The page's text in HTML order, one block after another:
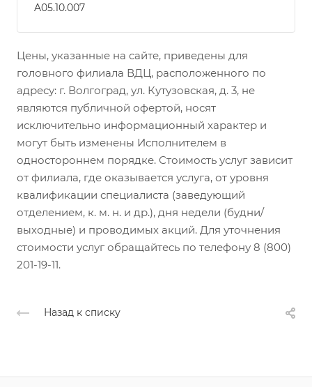
A05.10.007
Цены, указанные на сайте, приведены для
головного филиала ВДЦ, расположенного по
адресу: г. Волгоград, ул. Кутузовская, д. 3, не
являются публичной офертой, носят
исключительно информационный характер и
могут быть изменены Исполнителем в
одностороннем порядке. Стоимость услуг зависит
от филиала, где оказывается услуга, от уровня
квалификации специалиста (заведующий
отделением, к. м. н. и др.), дня недели (будни/
выходные) и проводимых акций. Для уточнения
стоимости услуг обращайтесь по телефону 8 (800)
201-19-11.
Назад к списку